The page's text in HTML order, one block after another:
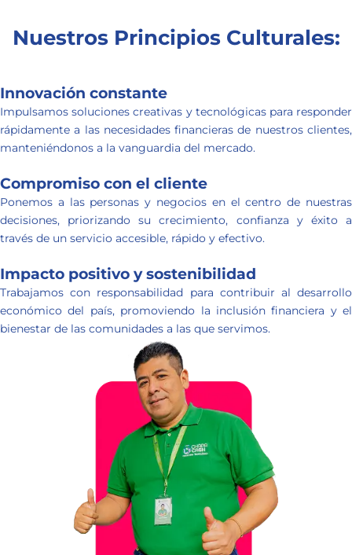
Nuestros Principios Culturales:
Innovación constante
Impulsamos soluciones creativas y tecnológicas para responder
rápidamente a las necesidades financieras de nuestros clientes,
manteniéndonos a la vanguardia del mercado.
Compromiso con el cliente
Ponemos a las personas y negocios en el centro de nuestras
decisiones, priorizando su crecimiento, confianza y éxito a
través de un servicio accesible, rápido y efectivo.
Impacto positivo y sostenibilidad
Trabajamos con responsabilidad para contribuir al desarrollo
económico del país, promoviendo la inclusión financiera y el
bienestar de las comunidades a las que servimos.